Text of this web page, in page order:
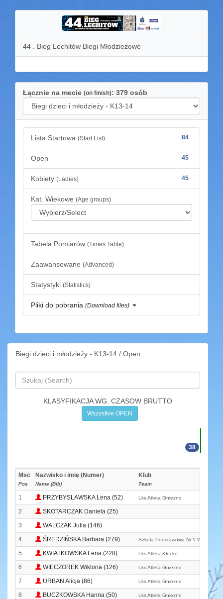
44 . Bieg Lechitów Biegi Młodzieżowe
Łącznie na mecie (on finish): 379 osób
Lista Startowa (Start List) 84
Open 45
Kobiety (Ladies) 45
Kat. Wiekowe (Age groups)
Tabela Pomiarów (Times Table)
Zaawansowane (Advanced)
Statystyki (Statistics)
Pliki do pobrania (Download files)
Biegi dzieci i młodzieży - K13-14 / Open
KLASYFIKACJA WG. CZASOW BRUTTO
Wszystkie OPEN
38
Msc
Pos
Nazwisko i imię (Numer)
Name (Bib)
Klub
Team
1 PRZYBYSLAWSKA Lena (52) Lks Atleta Gniezno
2
SKOTARCZAK Daniela (25)
3
WALCZAK Julia (146)
4
ŚREDZIŃSKA Barbara (279) Szkola Podstawowa Nr 1 Witkowo
5 KWIATKOWSKA Lena (228) Lks Atleta Kłecko
6 WIECZOREK Wiktoria (126) Lks Atleta Gniezno
7 URBAN Alicja (86) Lks Atleta Gniezno
8 BUCZKOWSKA Hanna (50) Lks Atleta Gniezno